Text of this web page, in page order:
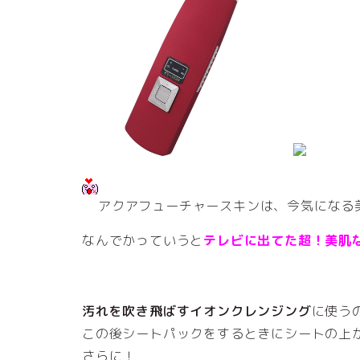
アクアフューチャースキンは、今気にな
なんでかっていうと テレビに出てた超！美肌
汚れを吹き飛ばすイオンクレンジングに使う
この後シートパックをするときにシートの上
さらに！